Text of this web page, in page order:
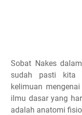
Sobat Nakes
sudah pasti kita
kelimuan
ilmu dasar yang
adalah anatomi